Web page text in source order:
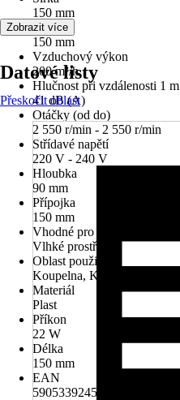
150 mm
Průměr
150 mm
Vzduchový výkon
200 m³/h
Hlučnost při vzdálenosti 1 m
41 dB (A)
Otáčky (od do)
2 550 r/min - 2 550 r/min
Střídavé napětí
220 V - 240 V
Hloubka
90 mm
Přípojka
150 mm
Vhodné pro prostory
Vlhké prostředí
Oblast použití
Koupelna, Kuchyň, Toaleta
Materiál
Plast
Příkon
22 W
Délka
150 mm
EAN
5905339245823
Zobrazit více
Datové listy
Přeskočit oblast